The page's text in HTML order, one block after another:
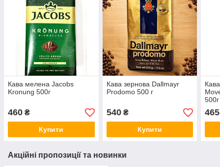
Кава мелена Jacobs
Kronung 500г
460 ₴
Купити
Кава зернова Dallmayr
Prodomo 500 г
540₴
Купити
500г
465
Акційні пропозиції та новинки